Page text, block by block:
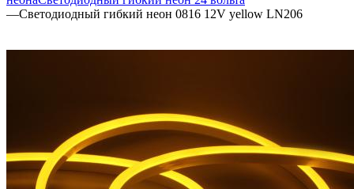
—Светодиодный гибкий неон 0816 12V yellow LN206